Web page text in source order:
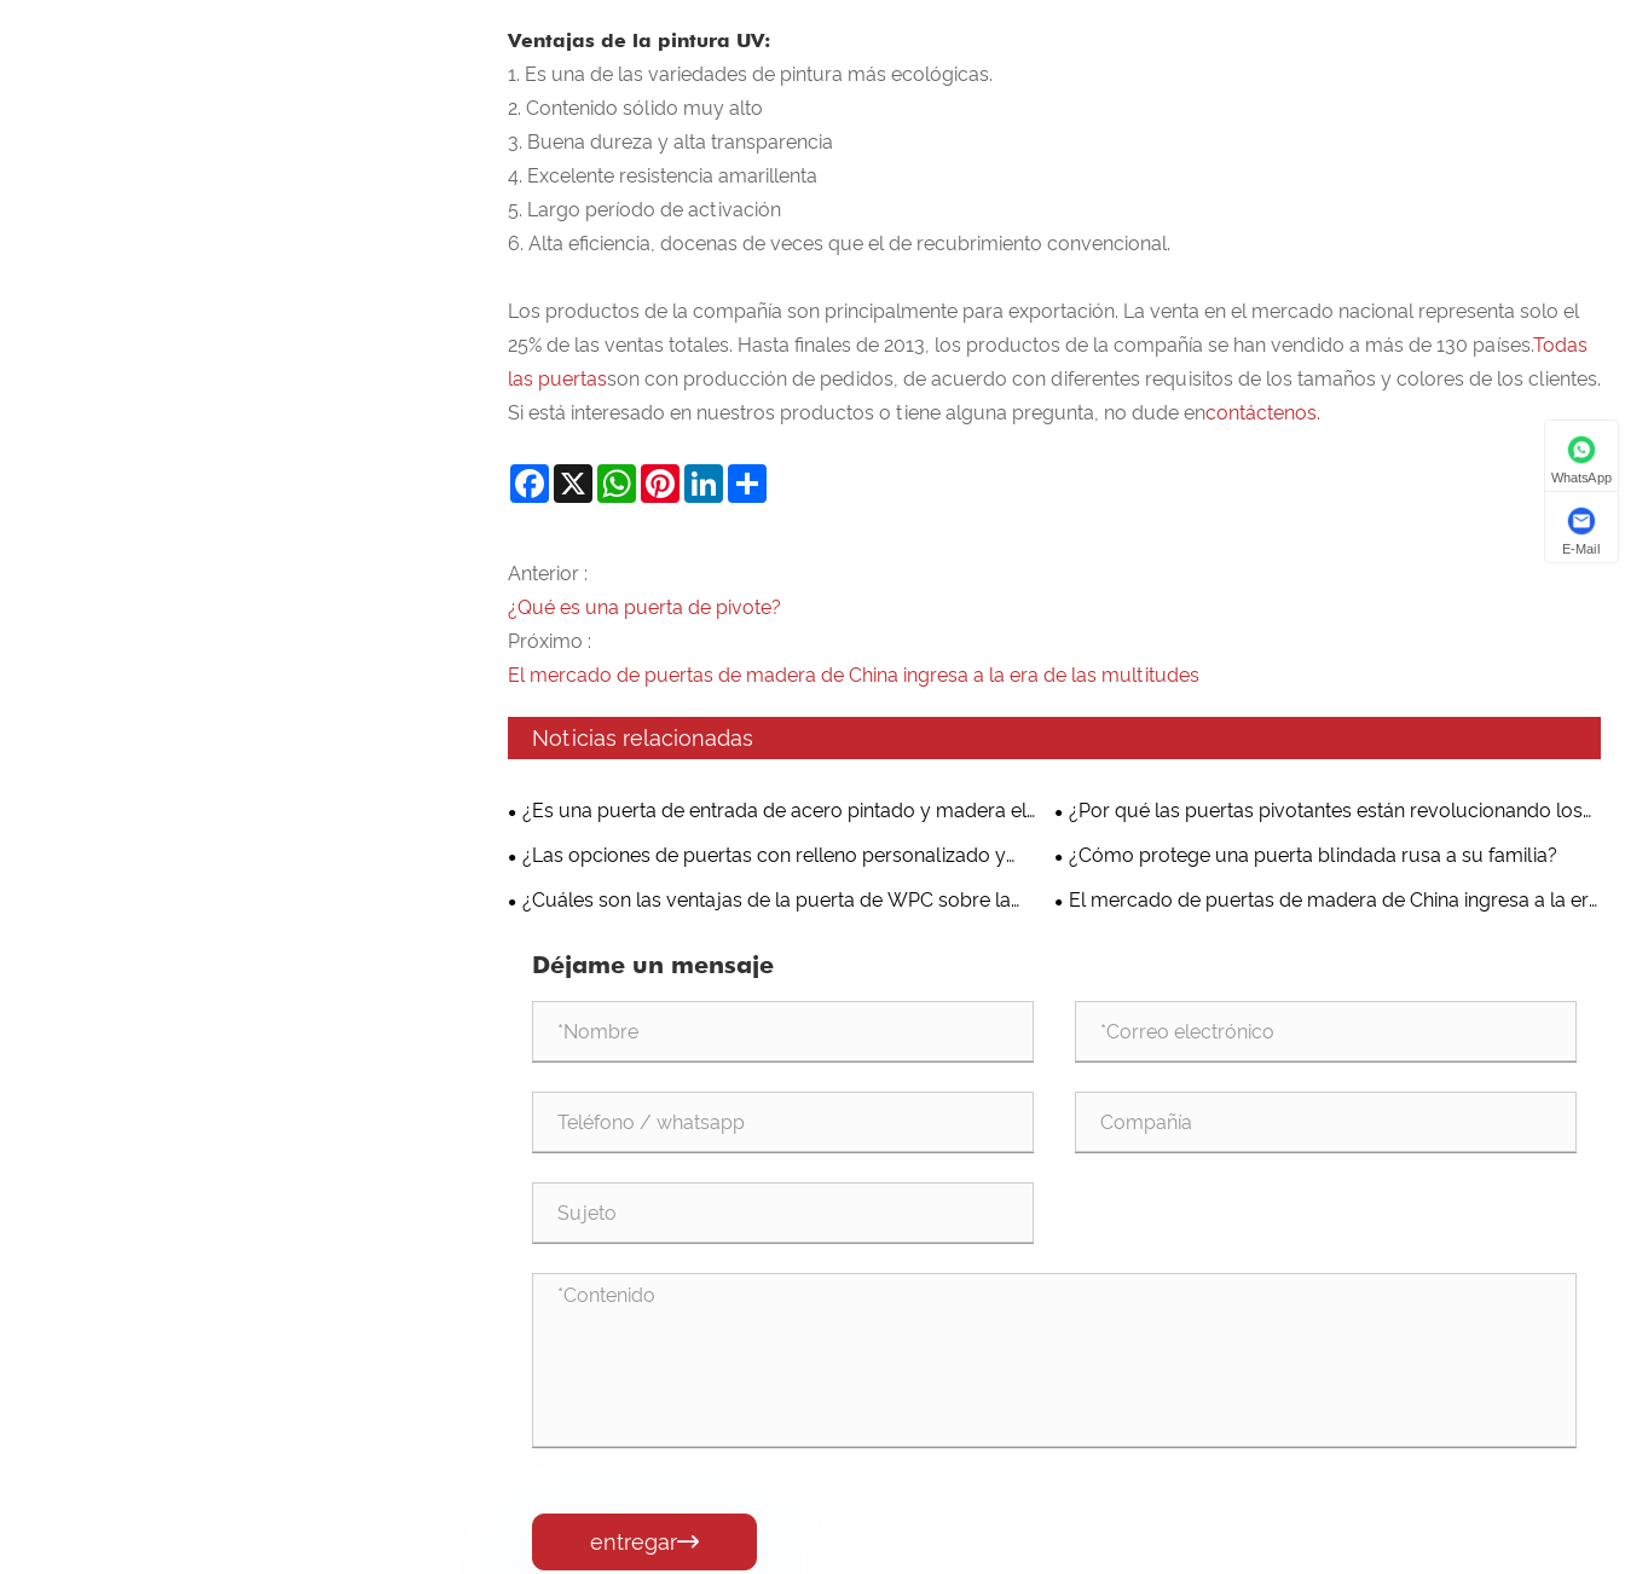
Ventajas de la pintura UV:
1. Es una de las variedades de pintura más ecológicas.
2. Contenido sólido muy alto
3. Buena dureza y alta transparencia
4. Excelente resistencia amarillenta
5. Largo período de activación
6. Alta eficiencia, docenas de veces que el de recubrimiento convencional.
Los productos de la compañía son principalmente para exportación. La venta en el mercado nacional representa solo el
25% de las ventas totales. Hasta finales de 2013, los productos de la compañía se han vendido a más de 130 países.Todas
las puertasson con producción de pedidos, de acuerdo con diferentes requisitos de los tamaños y colores de los clientes.
Si está interesado en nuestros productos o tiene alguna pregunta, no dude encontáctenos.
Facebook
X WhatsAppPinterestLinkedIn
Anterior :
¿Qué es una puerta de pivote?
Próximo :
El mercado de puertas de madera de China ingresa a la era de las multitudes
Noticias relacionadas
¿Es una puerta de entrada de acero pintado y madera el
equilibrio perfecto entre resistencia y elegancia para edificios
modernos?
¿Por qué las puertas pivotantes están revolucionando los
interiores modernos?
¿Las opciones de puertas con relleno personalizado y
estilos diversos satisfacen sus necesidades?
¿Cómo protege una puerta blindada rusa a su familia?
¿Cuáles son las ventajas de la puerta de WPC sobre la
El mercado de puertas de madera de China ingresa a la era
Déjame un mensaje
entregar
WhatsApp
E-Mail